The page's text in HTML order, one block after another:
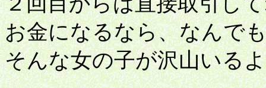
お金になるなら、なんで
そんな女の子が沢山いる